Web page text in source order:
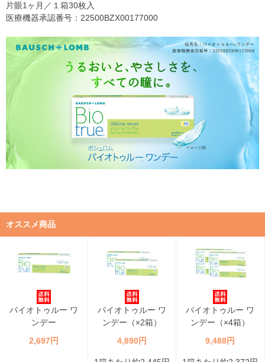
片眼1ヶ月／１箱30枚入
医療機器承認番号：22500BZX00177000
オススメ商品
バイオトゥルー ワ
ンデー
2,697円
バイオトゥルー ワ
ンデー（×2箱）
4,890円
バイオトゥルー ワ
ンデー（×4箱）
9,488円